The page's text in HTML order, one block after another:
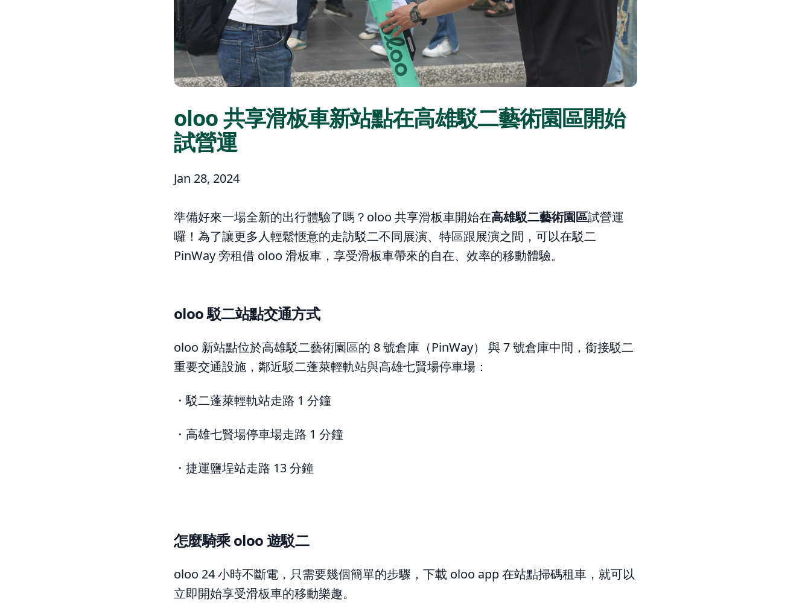
oloo 共享滑板車新站點在高雄駁二藝術園區開始
試營運
Jan 28, 2024
準備好來一場全新的出行體驗了嗎？oloo 共享滑板車開始在高雄駁二藝術園區試營運
囉！為了讓更多人輕鬆愜意的走訪駁二不同展演、特區跟展演之間，可以在駁二
PinWay 旁租借 oloo 滑板車，享受滑板車帶來的自在、效率的移動體驗。
oloo 駁二站點交通方式
oloo 新站點位於高雄駁二藝術園區的 8 號倉庫（PinWay） 與 7 號倉庫中間，銜接駁二
重要交通設施，鄰近駁二蓬萊輕軌站與高雄七賢場停車場：
・駁二蓬萊輕軌站走路 1 分鐘
・高雄七賢場停車場走路 1 分鐘
・捷運鹽埕站走路 13 分鐘
怎麼騎乘 oloo 遊駁二
oloo 24 小時不斷電，只需要幾個簡單的步驟，下載 oloo app 在站點掃碼租車，就可以
立即開始享受滑板車的移動樂趣。